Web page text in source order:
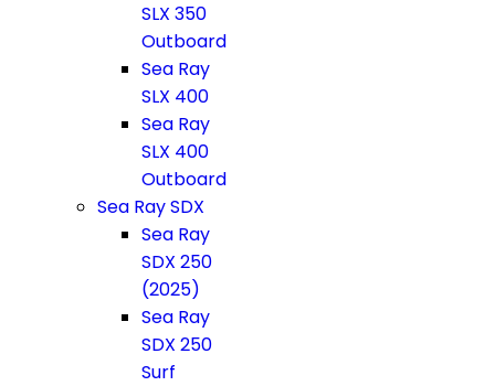
SLX 350
Outboard
Sea Ray
SLX 400
Sea Ray
SLX 400
Outboard
Sea Ray SDX
Sea Ray
SDX 250
(2025)
Sea Ray
SDX 250
Surf